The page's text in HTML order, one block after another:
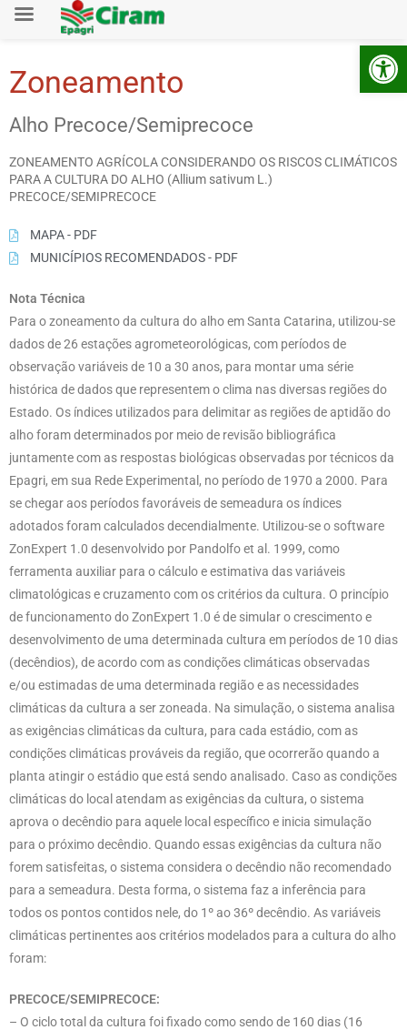
Zoneamento
Alho Precoce/Semiprecoce
ZONEAMENTO AGRÍCOLA CONSIDERANDO OS RISCOS CLIMÁTICOS
PARA A CULTURA DO ALHO (Allium sativum L.)
PRECOCE/SEMIPRECOCE
MAPA - PDF
MUNICÍPIOS RECOMENDADOS - PDF
Nota Técnica
Para o zoneamento da cultura do alho em Santa Catarina, utilizou-se
dados de 26 estações agrometeorológicas, com períodos de
observação variáveis de 10 a 30 anos, para montar uma série
histórica de dados que representem o clima nas diversas regiões do
Estado. Os índices utilizados para delimitar as regiões de aptidão do
alho foram determinados por meio de revisão bibliográfica
juntamente com as respostas biológicas observadas por técnicos da
Epagri, em sua Rede Experimental, no período de 1970 a 2000. Para
se chegar aos períodos favoráveis de semeadura os índices
adotados foram calculados decendialmente. Utilizou-se o software
ZonExpert 1.0 desenvolvido por Pandolfo et al. 1999, como
ferramenta auxiliar para o cálculo e estimativa das variáveis
climatológicas e cruzamento com os critérios da cultura. O princípio
de funcionamento do ZonExpert 1.0 é de simular o crescimento e
desenvolvimento de uma determinada cultura em períodos de 10 dias
(decêndios), de acordo com as condições climáticas observadas
e/ou estimadas de uma determinada região e as necessidades
climáticas da cultura a ser zoneada. Na simulação, o sistema analisa
as exigências climáticas da cultura, para cada estádio, com as
condições climáticas prováveis da região, que ocorrerão quando a
planta atingir o estádio que está sendo analisado. Caso as condições
climáticas do local atendam as exigências da cultura, o sistema
aprova o decêndio para aquele local específico e inicia simulação
para o próximo decêndio. Quando essas exigências da cultura não
forem satisfeitas, o sistema considera o decêndio não recomendado
para a semeadura. Desta forma, o sistema faz a inferência para
todos os pontos contidos nele, do 1º ao 36º decêndio. As variáveis
climáticas pertinentes aos critérios modelados para a cultura do alho
foram:
PRECOCE/SEMIPRECOCE:
– O ciclo total da cultura foi fixado como sendo de 160 dias (16